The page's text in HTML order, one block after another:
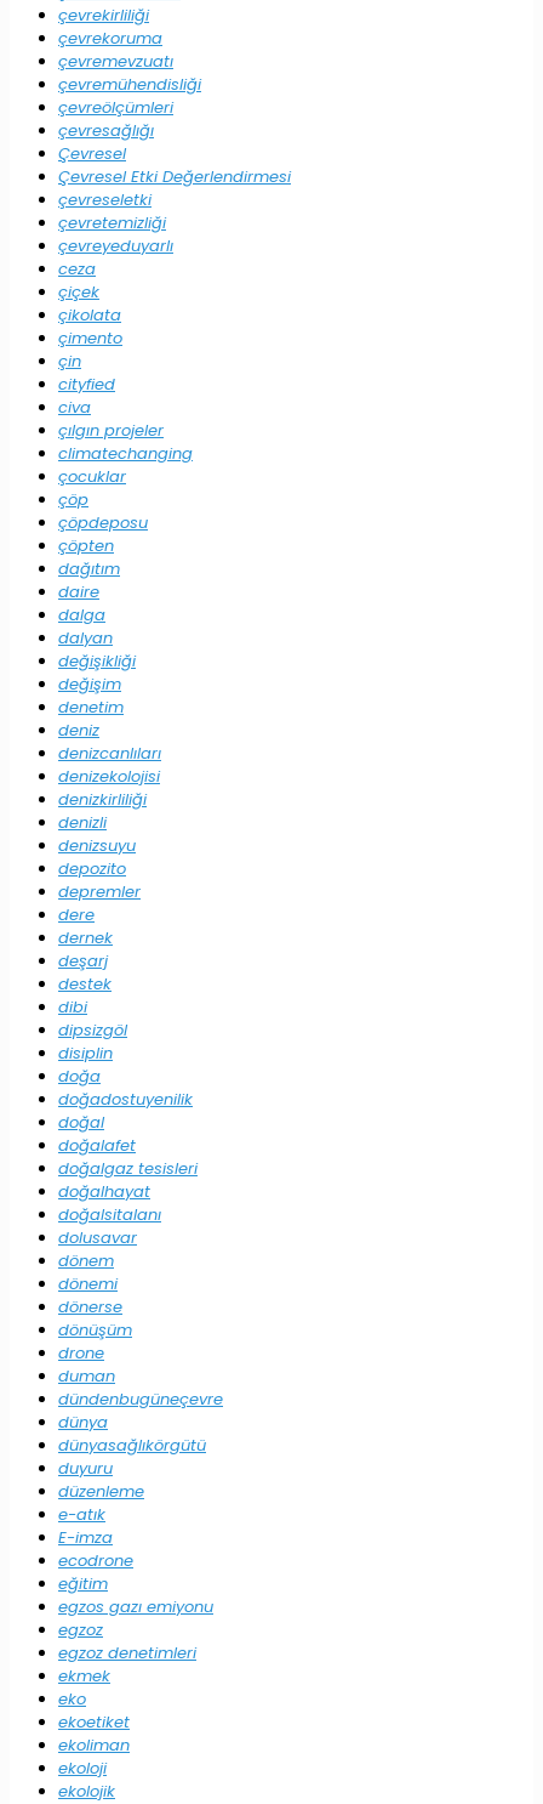
çevrekirliliği
çevrekoruma
çevremevzuatı
çevremühendisliği
çevreölçümleri
çevresağlığı
Çevresel
Çevresel Etki Değerlendirmesi
çevreseletki
çevretemizliği
çevreyeduyarlı
ceza
çiçek
çikolata
çimento
çin
cityfied
civa
çılgın projeler
climatechanging
çocuklar
çöp
çöpdeposu
çöpten
dağıtım
daire
dalga
dalyan
değişikliği
değişim
denetim
deniz
denizcanlıları
denizekolojisi
denizkirliliği
denizli
denizsuyu
depozito
depremler
dere
dernek
deşarj
destek
dibi
dipsizgöl
disiplin
doğa
doğadostuyenilik
doğal
doğalafet
doğalgaz tesisleri
doğalhayat
doğalsitalanı
dolusavar
dönem
dönemi
dönerse
dönüşüm
drone
duman
dündenbugüneçevre
dünya
dünyasağlıkörgütü
duyuru
düzenleme
e-atık
E-imza
ecodrone
eğitim
egzos gazı emiyonu
egzoz
egzoz denetimleri
ekmek
eko
ekoetiket
ekoliman
ekoloji
ekolojik